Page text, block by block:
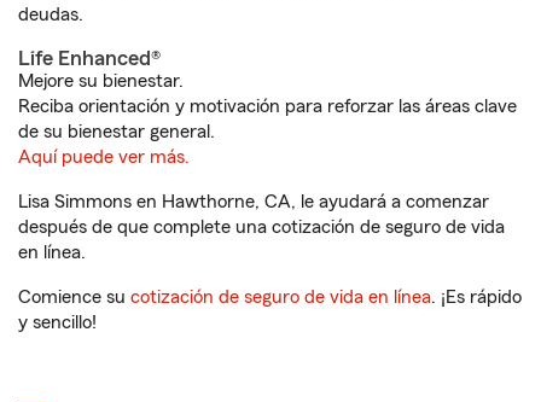
deudas.
Life Enhanced®
Mejore su bienestar.
Reciba orientación y motivación para reforzar las áreas clave
de su bienestar general.
Aquí puede ver más.
Lisa Simmons en Hawthorne, CA, le ayudará a comenzar
después de que complete una cotización de seguro de vida
en línea.
Comience su cotización de seguro de vida en línea. ¡Es rápido
y sencillo!